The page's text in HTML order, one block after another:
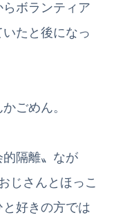
ボランティア
たと後になっ
ごめん。
的隔離〟なが
じさんとほっこ
好きの方では